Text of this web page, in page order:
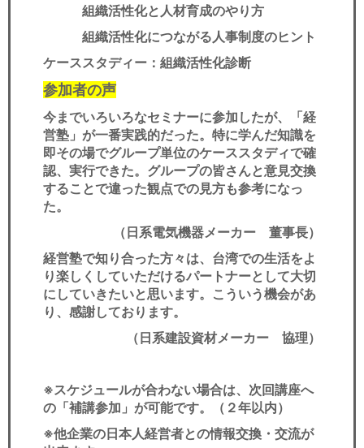
組織活性化と人材育成のやり方
組織活性化につながる人事制度のヒント
ケーススタディー：組織活性化診断
参加者の声
今までいろいろなセミナーに参加したが、「経
営塾」が一番実践的だった。特に学んだ知識を
即その場でグループ単位のケーススタディで確
認、実行できた。グループの皆さんと意見交換
することで違った観点での見方も参考になっ
た。
（日系電気機器メーカー 董事長）
経営塾で知り合った方々は、台湾での生活をよ
り楽しくしていただけるパートナーとして大切
にしていきたいと思います。こういう機会があ
り、感謝しております。
（日系建設資材メーカー 協理）
※スケジュールが合わない場合は、次回講座へ
の「補講参加」が可能です。（２年以内）
※他企業の日本人経営者との情報交換・交流が